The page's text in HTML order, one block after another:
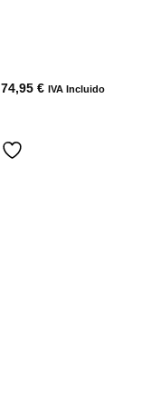
74,95 € IVA Incluido